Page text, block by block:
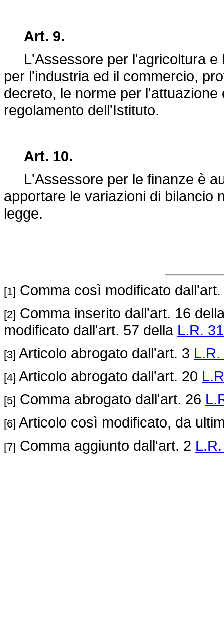
Art. 9.
L'Assessore per l'agricoltura e
per l'industria ed il commercio,
decreto, le norme per
regolamento dell'Istituto.
Art. 10.
L'Assessore per le finanze è
apportare le variazioni di bilancio
legge.
[1] Comma così modificato
[2] Comma inserito dall'art. 16
modificato dall'art. 57 della L.R.
[3] Articolo abrogato dall'art. 3
[4] Articolo abrogato dall'art. 20
[5] Comma abrogato dall'art. 26
[6] Articolo così modificato, da
[7] Comma aggiunto dall'art. 2